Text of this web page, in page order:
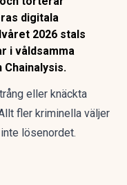
digitala
2026 stals
i våldsamma
eller knäckta
fler kriminella väljer
lösenordet.